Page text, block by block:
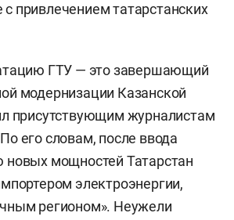
привлечением татарстанских
ГТУ — это завершающий
модернизации Казанской
присутствующим журналистам
его словам, после ввода
новых мощностей Татарстан
электроэнергии,
регионом». Неужели